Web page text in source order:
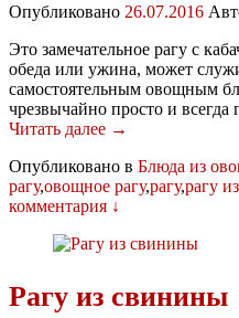
Опубликовано 26.07.2016
Это замечательное рагу с
обеда или ужина, может
самостоятельным овощным
чрезвычайно просто и
Читать далее →
Опубликовано в Блюда из
рагу,овощное рагу,рагу,рагу
комментария ↓
Рагу из свинины